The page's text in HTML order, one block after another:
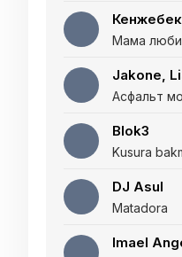
Jakone,
Blok3
Kusura
DJ Asul
Matadora
Imael